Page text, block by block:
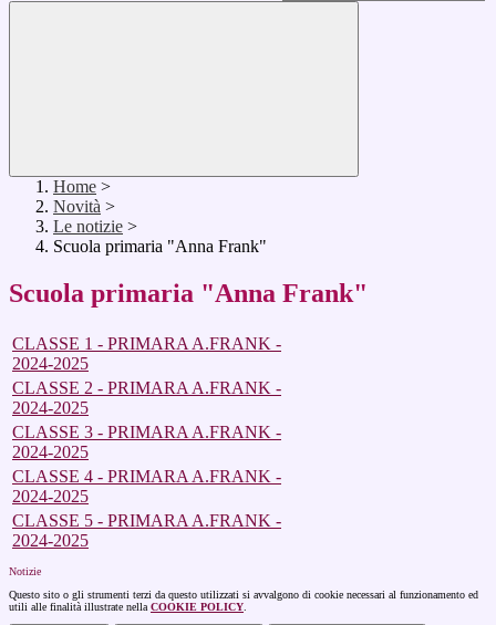
Home >
Novità >
Le notizie >
Scuola primaria "Anna Frank"
Scuola primaria "Anna Frank"
CLASSE 1 - PRIMARA A.FRANK -
2024-2025
CLASSE 2 - PRIMARA A.FRANK -
2024-2025
CLASSE 3 - PRIMARA A.FRANK -
2024-2025
CLASSE 4 - PRIMARA A.FRANK -
2024-2025
CLASSE 5 - PRIMARA A.FRANK -
2024-2025
Notizie
Questo sito o gli strumenti terzi da questo utilizzati si avvalgono di cookie necessari al funzionamento ed
utili alle finalità illustrate nella COOKIE POLICY